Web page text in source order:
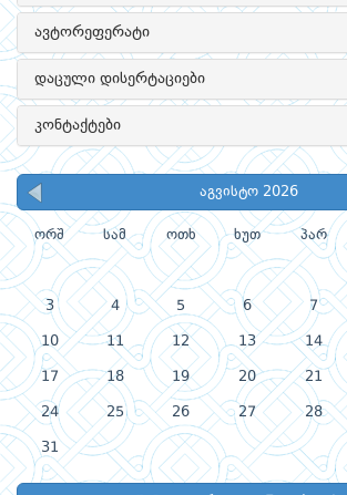
ავტორეფერატი
დაცული დისერტაციები
კონტაქტები
აგვისტო 2026
ორშ სამ ოთხ ხუთ პარ
3 4 5 6 7
10 11 12 13 14
17 18 19 20 21
24 25 26 27 28
31